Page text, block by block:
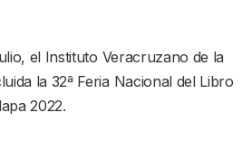
el Instituto Veracruzano de la
la 32ª Feria Nacional del Libro
2022.